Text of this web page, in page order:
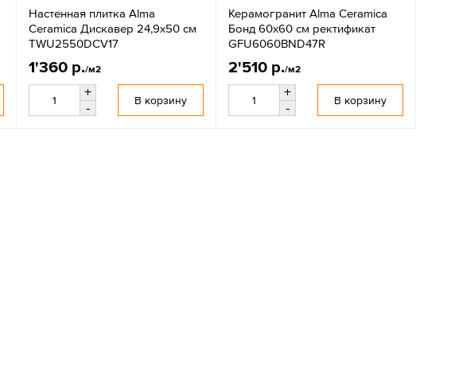
Настенная плитка Alma
Ceramica Дискавер 24,9x50 см
TWU2550DCV17
1'360 р./м2
+
-
В корзину
Керамогранит Alma Ceramica
Бонд 60x60 см ректификат
GFU6060BND47R
2'510 р./м2
+
-
В корзину